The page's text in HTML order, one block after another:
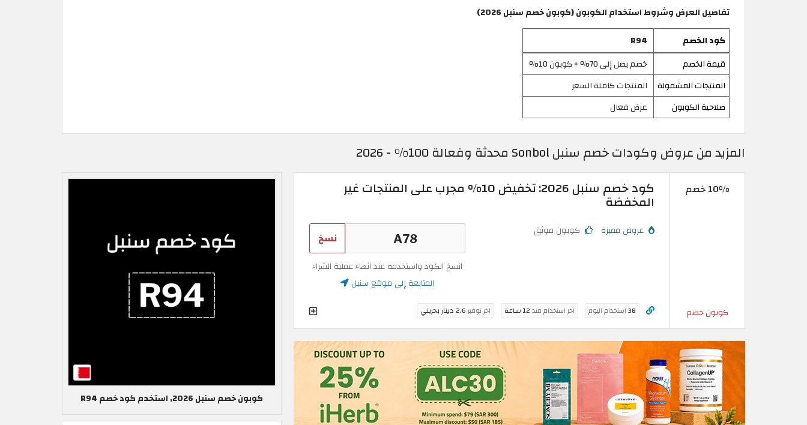
تفاصيل العرض وشروط استخدام الكوبون (كوبون خصم سنبل 2026)
كود الخصم
R94
قيمة الخصم
خصم يصل إلى 70% + كوبون 10%
المنتجات المشمولة
المنتجات كاملة السعر
صلاحية الكوبون
عرض فعال
المزيد من عروض وكودات خصم سنبل Sonbol محدثة وفعالة 100% - 2026
10% خصم
كوبون خصم
كود خصم سنبل 2026: تخفيض 10% مجرب على المنتجات غير
المخفضة
عروض مميزة كوبون موثق نسخ
انسخ الكود واستخدمه عند انهاء عملية الشراء
المتابعة إلى موقع سنبل
38استخدام اليوم اخر استخدام منذ12 ساعة اخر توفير2.6 دينار بحريني
كوبون خصم سنبل 2026, استخدم كود خصم R94